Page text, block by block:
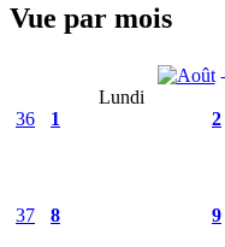
Vue par mois
Lundi
36
1 2
37 8 9